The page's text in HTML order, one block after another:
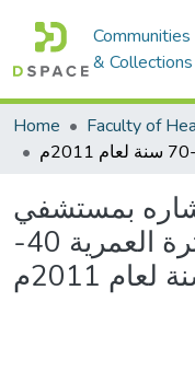
Communities
& Collections
Home
بمستشفي
عطبرة التعليمي في الفترة العمرية 40-